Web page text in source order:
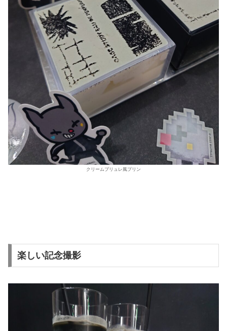
クリームブリュレ風プリン
楽しい記念撮影